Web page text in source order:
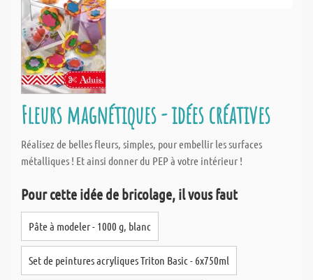
Fleurs magnétiques - idées créatives
Réalisez de belles fleurs, simples, pour embellir les surfaces
métalliques ! Et ainsi donner du PEP à votre intérieur !
Pour cette idée de bricolage, il vous faut
Pâte à modeler - 1000 g, blanc
Set de peintures acryliques Triton Basic - 6x750ml